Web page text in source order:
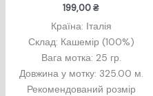
199,00₴
Країна: Італія
Склад: Кашемір (100%)
Вага мотка: 25 гр.
Довжина у мотку: 325.00 м.
Рекомендований розмір